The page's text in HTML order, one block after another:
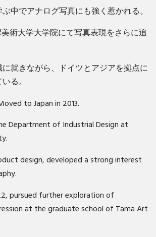
中でアナログ写真にも強く惹かれる。
術大学大学院にて写真表現をさらに追
就きながら、ドイツとアジアを拠点に
る。
to Japan in 2013.
Department of Industrial Design at
design, developed a strong interest
pursued further exploration of
at the graduate school of Tama Art